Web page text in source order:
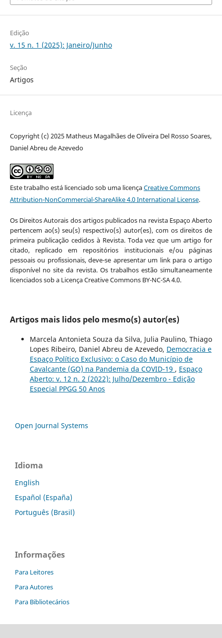
Edição
v. 15 n. 1 (2025): Janeiro/Junho
Seção
Artigos
Licença
Copyright (c) 2025 Matheus Magalhães de Oliveira Del Rosso Soares,
Daniel Abreu de Azevedo
Este trabalho está licenciado sob uma licençaCreative Commons
Attribution-NonCommercial-ShareAlike 4.0 International License.
Os Direitos Autorais dos artigos publicados na revista Espaço Aberto
pertencem ao(s) seu(s) respectivo(s) autor(es), com os direitos de
primeira publicação cedidos à Revista. Toda vez que um artigo for
citado, replicado em repositórios institucionais e/ou páginas
pessoais ou profissionais, deve-se apresentar um link para o artigo
disponível no site da revista. Os trabalhos estão simultaneamente
licenciados sob a Licença Creative Commons BY-NC-SA 4.0.
Artigos mais lidos pelo mesmo(s) autor(es)
Marcela Antonieta Souza da Silva, Julia Paulino, Thiago
Lopes Ribeiro, Daniel Abreu de Azevedo, Democracia e
Espaço Político Exclusivo: o Caso do Município de
Cavalcante (GO) na Pandemia da COVID-19 , Espaço
Aberto: v. 12 n. 2 (2022): Julho/Dezembro - Edição
Especial PPGG 50 Anos
Open Journal Systems
Idioma
English
Español (España)
Português (Brasil)
Informações
Para Leitores
Para Autores
Para Bibliotecários